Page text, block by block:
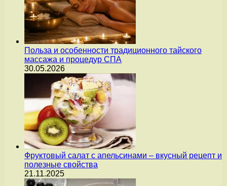
Польза и особенности традиционного тайского
массажа и процедур СПА
30.05.2026
Фруктовый салат с апельсинами – вкусный рецепт и
полезные свойства
21.11.2025